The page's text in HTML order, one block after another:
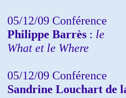
05/12/09 Conférence
Philippe Barrès : le
What et le Where
05/12/09 Conférence
Sandrine Louchart de